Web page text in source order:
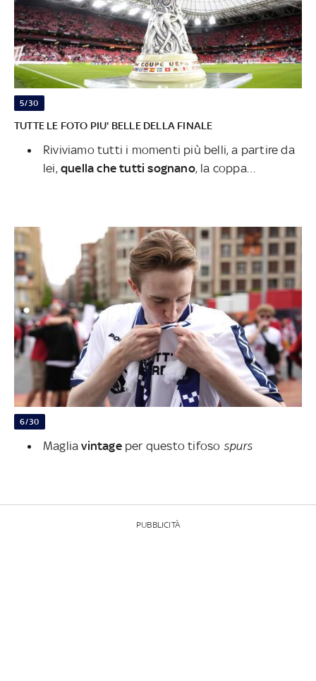
5/30
TUTTE LE FOTO PIU' BELLE DELLA FINALE
Riviviamo tutti i momenti più belli, a partire da
lei, quella che tutti sognano, la coppa…
6/30
Magliavintageper questo tifoso spurs
PUBBLICITÀ